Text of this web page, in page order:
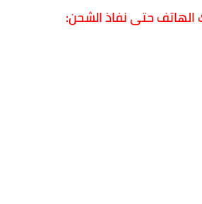
الهاتف حتى نفاذ الشحن: